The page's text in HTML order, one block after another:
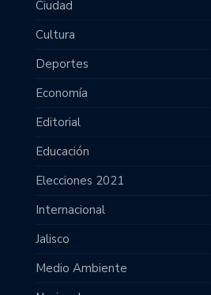
Ciudad
Cultura
Deportes
Economía
Editorial
Educación
Elecciones 2021
Internacional
Jalisco
Medio Ambiente